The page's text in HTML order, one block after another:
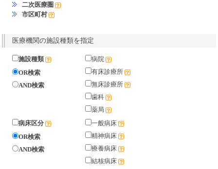
二次医療圏
市区町村
医療機関の施設種類を指定
施設種類
OR検索
AND検索
病院
有床診療所
無床診療所
歯科
薬局
病床区分
OR検索
AND検索
一般病床
精神病床
療養病床
結核病床